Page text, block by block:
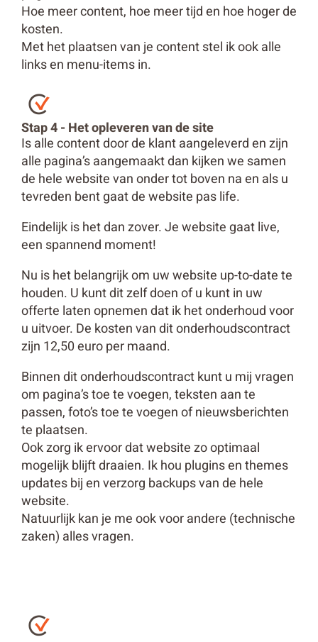
Hoe meer content, hoe meer tijd en hoe hoger de
kosten.
Met het plaatsen van je content stel ik ook alle
links en menu-items in.
Stap 4 - Het opleveren van de site
Is alle content door de klant aangeleverd en zijn
alle pagina’s aangemaakt dan kijken we samen
de hele website van onder tot boven na en als u
tevreden bent gaat de website pas life.
Eindelijk is het dan zover. Je website gaat live,
een spannend moment!
Nu is het belangrijk om uw website up-to-date te
houden. U kunt dit zelf doen of u kunt in uw
offerte laten opnemen dat ik het onderhoud voor
u uitvoer. De kosten van dit onderhoudscontract
zijn 12,50 euro per maand.
Binnen dit onderhoudscontract kunt u mij vragen
om pagina’s toe te voegen, teksten aan te
passen, foto’s toe te voegen of nieuwsberichten
te plaatsen.
Ook zorg ik ervoor dat website zo optimaal
mogelijk blijft draaien. Ik hou plugins en themes
updates bij en verzorg backups van de hele
website.
Natuurlijk kan je me ook voor andere (technische
zaken) alles vragen.